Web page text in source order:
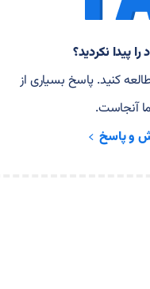
پیدا نکردید؟
کنید. پاسخ بسیاری از
آنجاست.
و پاسخ